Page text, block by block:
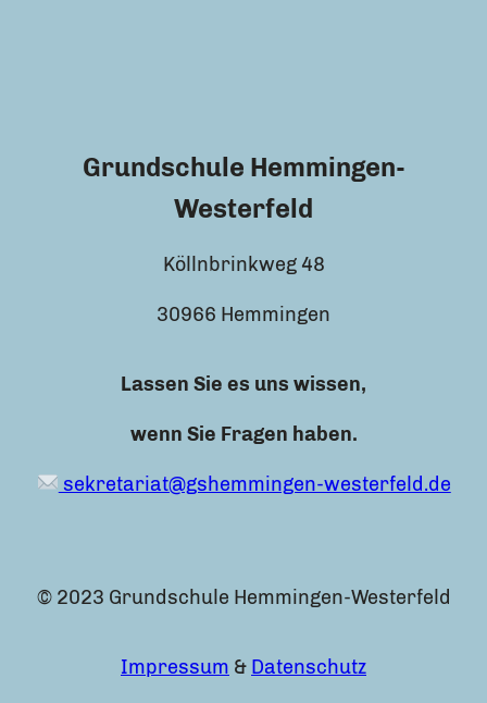
Grundschule Hemmingen-
Westerfeld
Köllnbrinkweg 48
30966 Hemmingen
Lassen Sie es uns wissen,
wenn Sie Fragen haben.
sekretariat@gshemmingen-westerfeld.de
© 2023 Grundschule Hemmingen-Westerfeld
Impressum & Datenschutz